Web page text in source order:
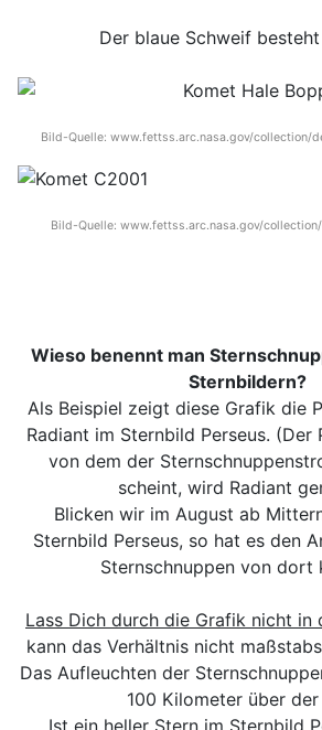
Der blaue Schweif besteht
Bild-Quelle: www.fettss.arc.nasa.gov/collection/
Bild-Quelle: www.fettss.arc.nasa.gov/
Wieso benennt man
Sternbildern?
Als Beispiel zeigt diese Grafik die
Radiant im Sternbild Perseus. (Der
von dem der
scheint, wird Radiant
Blicken wir im August ab
Sternbild Perseus, so hat es den
Sternschnuppen von dort
Lass Dich durch die Grafik nicht in
kann das Verhältnis nicht
Das Aufleuchten der
100 Kilometer über der
Ist ein heller Stern im Sternbild